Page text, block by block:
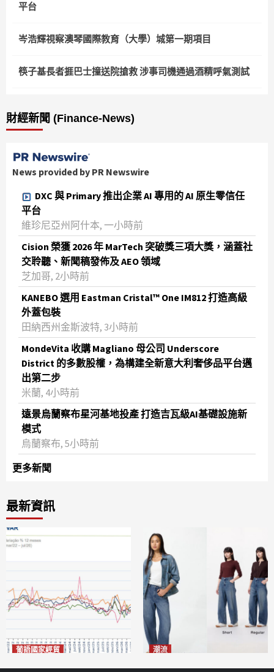
平台
岑浩輝視察澳琴國際教育（大學）城第一期項目
筷子基長者捱巴士撞送院搶救 涉事司機通過酒精呼氣測試
財經新聞 (Finance-News)
News provided by PR Newswire
DXC 與 Primary 推出企業 AI 專用的 AI 原生零信任
平台
維珍尼亞州阿什本, 一小時前
Cision 榮獲 2026 年 MarTech 突破獎三項大獎，涵蓋社
交聆聽、新聞稿發佈及 AEO 領域
芝加哥, 2小時前
KANEBO 選用 Eastman Cristal™ One IM812 打造高級
外蓋包裝
田納西州金斯波特, 3小時前
MondeVita 收購 Magliano 母公司 Underscore
District 的多數股權，為構建全新意大利奢侈品平台邁
出第二步
米蘭, 4小時前
遠景烏蘭察布星河基地投產 打造吉瓦級AI基礎設施新
模式
烏蘭察布, 5小時前
更多新聞
最新資訊
葡語國家經貿 潮流